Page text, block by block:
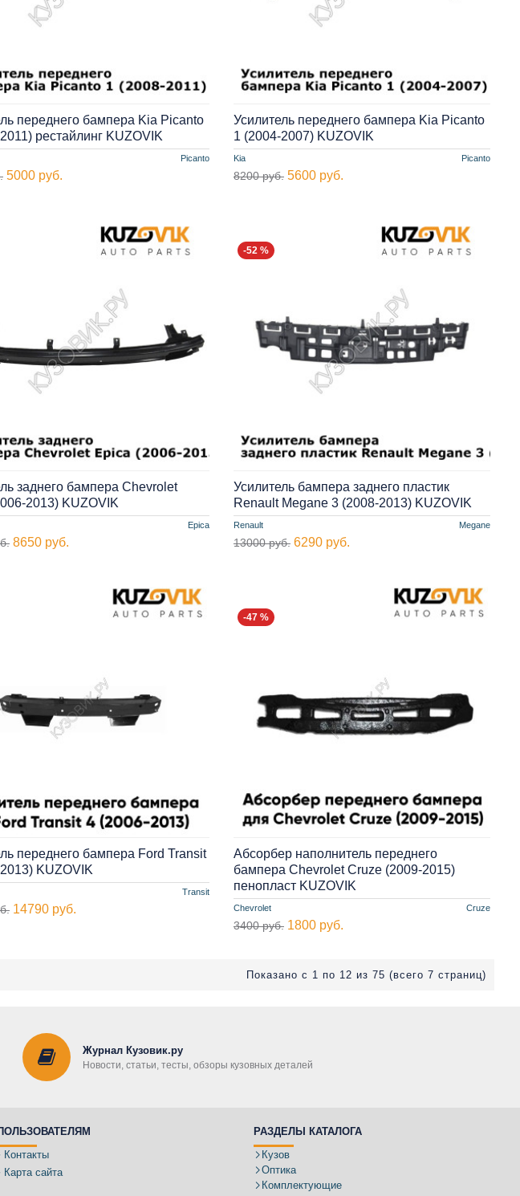
Picanto
переднего бампера Kia Picanto
рестайлинг KUZOVIK
5000 руб.
Kia Picanto
Усилитель переднего бампера Kia Picanto
1 (2004-2007) KUZOVIK
8200 руб. 5600 руб.
Epica
заднего бампера Chevrolet
2013) KUZOVIK
8650 руб.
-52 %
Renault Megane
Усилитель бампера заднего пластик
Renault Megane 3 (2008-2013) KUZOVIK
13000 руб. 6290 руб.
Transit
переднего бампера Ford Transit
KUZOVIK
14790 руб.
-47 %
Chevrolet Cruze
Абсорбер наполнитель переднего
бампера Chevrolet Cruze (2009-2015)
пенопласт KUZOVIK
3400 руб. 1800 руб.
Показано с 1 по 12 из 75 (всего 7 страниц)
Журнал Кузовик.ру
Новости, статьи, тесты, обзоры кузовных деталей
Контакты
Карта сайта
РАЗДЕЛЫ КАТАЛОГА
Кузов
Оптика
Комплектующие